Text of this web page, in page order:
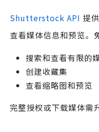
Shutterstock API 提
查看媒体信息和预览。
搜索和查看有限的
创建收藏集
查看缩略图和预览
完整授权或下载媒体需